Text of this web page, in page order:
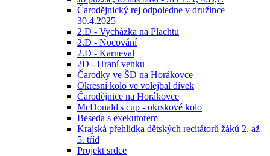
Čarodějnický rej odpoledne v družince
30.4.2025
2.D - Vycházka na Plachtu
2.D - Nocování
2.D - Karneval
2D - Hraní venku
Čarodky ve ŠD na Horákovce
Okresní kolo ve volejbal dívek
Čarodějnice na Horákovce
McDonald's cup - okrskové kolo
Beseda s exekutorem
Krajská přehlídka dětských recitátorů žáků 2. až
5. tříd
Projekt srdce